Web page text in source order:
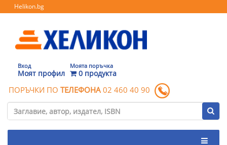
Helikon.bg
Вход
Моят профил
Моята поръчка
0 продукта
ПОРЪЧКИ ПО ТЕЛЕФОНА 02 460 40 90